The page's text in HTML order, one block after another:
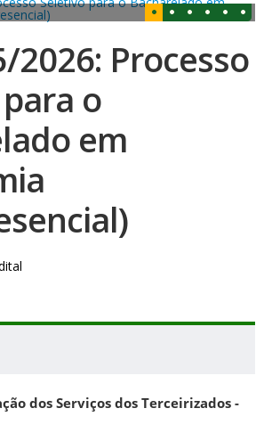
2026: Processo
o
em
dos Serviços dos Terceirizados -